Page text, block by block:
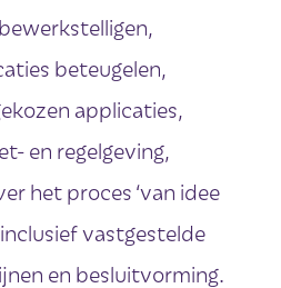
beteugelen,
applicaties,
en regelgeving,
het proces ‘van idee
vastgestelde
en besluitvorming.